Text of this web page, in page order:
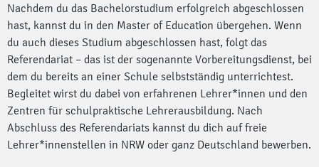
Nachdem du das Bachelorstudium erfolgreich abgeschlossen
hast, kannst du in den Master of Education übergehen. Wenn
du auch dieses Studium abgeschlossen hast, folgt das
Referendariat – das ist der sogenannte Vorbereitungsdienst, bei
dem du bereits an einer Schule selbstständig unterrichtest.
Begleitet wirst du dabei von erfahrenen Lehrer*innen und den
Zentren für schulpraktische Lehrerausbildung. Nach
Abschluss des Referendariats kannst du dich auf freie
Lehrer*innenstellen in NRW oder ganz Deutschland bewerben.